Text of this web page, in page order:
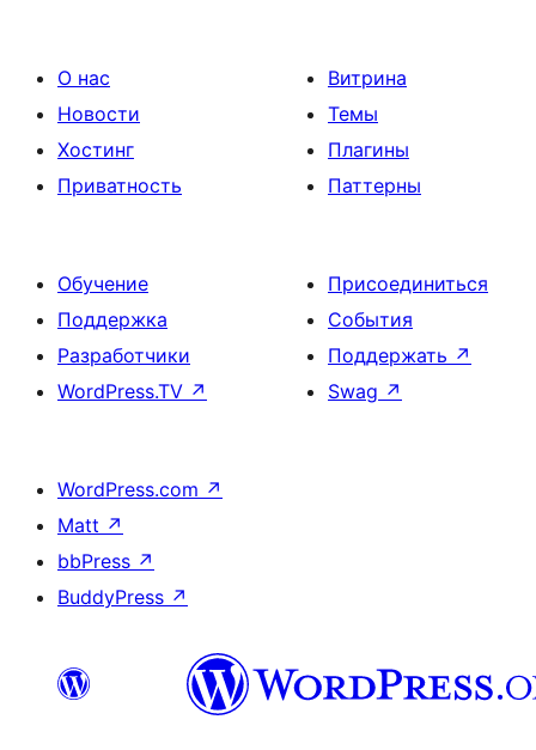
О нас
Новости
Хостинг
Приватность
Витрина
Темы
Плагины
Паттерны
Обучение
Поддержка
Разработчики
WordPress.TV ↗
Присоединиться
События
Поддержать ↗
Swag ↗
WordPress.com ↗
Matt ↗
bbPress ↗
BuddyPress ↗